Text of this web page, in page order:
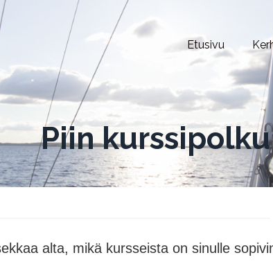
Etusivu
Piin kurssipolku
alta, mikä kursseista on sinulle